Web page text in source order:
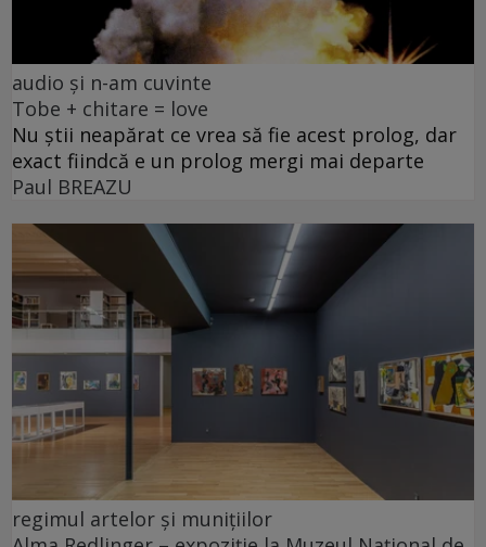
audio și n-am cuvinte
Tobe + chitare = love
Nu știi neapărat ce vrea să fie acest prolog, dar
exact fiindcă e un prolog mergi mai departe
Paul BREAZU
regimul artelor și munițiilor